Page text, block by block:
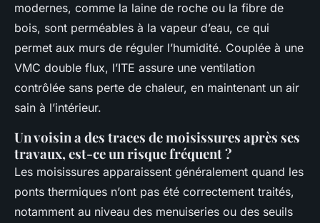
modernes, comme la laine de roche ou la fibre de
bois, sont perméables à la vapeur d’eau, ce qui
permet aux murs de réguler l’humidité. Couplée à une
VMC double flux, l’ITE assure une ventilation
contrôlée sans perte de chaleur, en maintenant un air
sain à l’intérieur.
Un voisin a des traces de moisissures après ses
travaux, est-ce un risque fréquent ?
Les moisissures apparaissent généralement quand les
ponts thermiques n’ont pas été correctement traités,
notamment au niveau des menuiseries ou des seuils